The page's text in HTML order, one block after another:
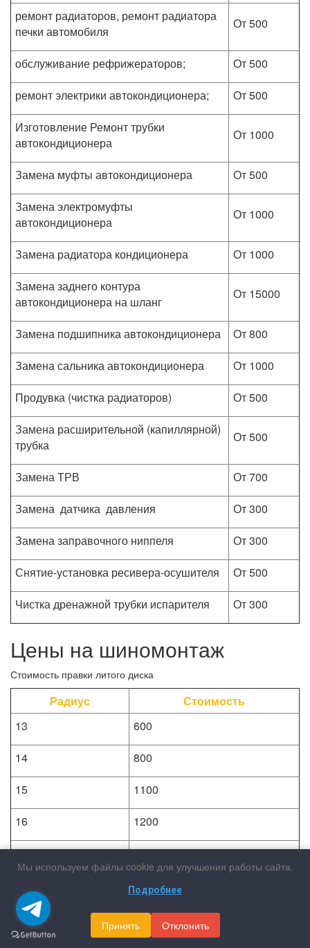
ремонт радиаторов, ремонт радиатора
печки автомобиля
От 500
обслуживание рефрижераторов;
От 500
ремонт электрики автокондиционера;
От 500
Изготовление Ремонт трубки
автокондиционера
От 1000
Замена муфты автокондиционера
От 500
Замена электромуфты
автокондиционера
От 1000
Замена радиатора кондиционера
От 1000
Замена заднего контура
автокондиционера на шланг
От 15000
Замена подшипника автокондиционера
От 800
Замена сальника автокондиционера
От 1000
Продувка (чистка радиаторов)
От 500
Замена расширительной (капиллярной)
трубка
От 500
Замена ТРВ
От 700
Замена датчика давления
От 300
Замена заправочного ниппеля
От 300
Снятие-установка ресивера-осушителя
От 500
Чистка дренажной трубки испарителя
От 300
Цены на шиномонтаж
Стоимость правки литого диска
Радиус
Стоимость
13
600
14
800
15
1100
16
1200
17
1400
1900
19
2200
Мы используем файлы cookie для улучшения работы сайта.
Подробнее
Принять Отклонить